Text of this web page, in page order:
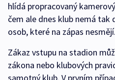
hlídá propracovaný
čem ale dnes klub nemá tak
osob, které na zápas nesmějí.
Zákaz vstupu na stadion
zákona nebo klubových